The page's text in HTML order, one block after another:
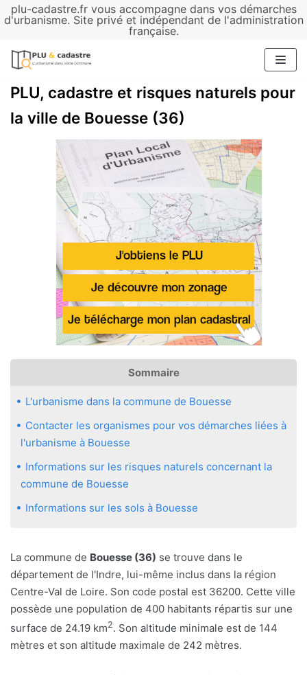
plu-cadastre.fr vous accompagne dans vos démarches
d'urbanisme. Site privé et indépendant de l'administration
française.
Aller
contenu
PLU, cadastre et risques naturels pour
la ville de Bouesse (36)
Sommaire
L'urbanisme dans la commune de Bouesse
Contacter les organismes pour vos démarches liées à
l'urbanisme à Bouesse
Informations sur les risques naturels concernant la
commune de Bouesse
Informations sur les sols à Bouesse
La commune de Bouesse (36) se trouve dans le
département de l'Indre, lui-même inclus dans la région
Centre-Val de Loire. Son code postal est 36200. Cette ville
possède une population de 400 habitants répartis sur une
surface de 24.19 km2. Son altitude minimale est de 144
mètres et son altitude maximale de 242 mètres.